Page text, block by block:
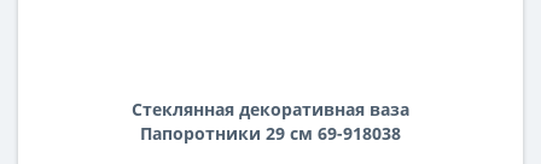
Стеклянная декоративная ваза
Папоротники 29 см 69-918038